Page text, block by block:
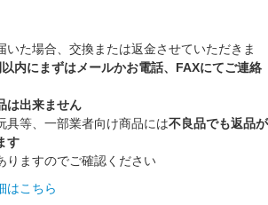
いた場合、交換または返金させていただきま
内にまずはメールかお電話、FAXにてご連絡
は出来ません
具等、一部業者向け商品には不良品でも返品が
す
りますのでご確認ください
はこちら